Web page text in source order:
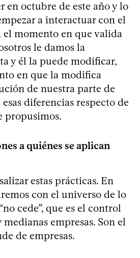
en octubre de este año y lo
a interactuar con el
momento en que valida
le damos la
y él la puede modificar,
en que la modifica
de nuestra parte de
diferencias respecto de
propusimos.
a quiénes se aplican
estas prácticas. En
con el universo de lo
cede”, que es el control
medianas empresas. Son el
de empresas.